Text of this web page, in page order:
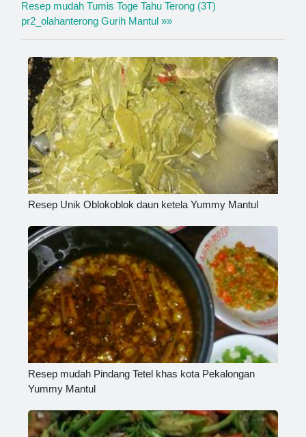
Resep mudah Tumis Toge Tahu Terong (3T)
pr2_olahanterong Gurih Mantul »»
Resep Unik Oblokoblok daun ketela Yummy Mantul
Resep mudah Pindang Tetel khas kota Pekalongan
Yummy Mantul